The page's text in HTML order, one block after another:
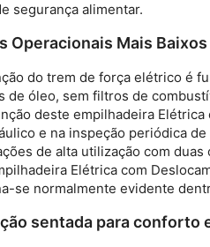
segurança alimentar.
Operacionais Mais
do trem de força elétrico é
de óleo, sem filtros de
deste empilhadeira Elétrica
e na inspeção periódica
de alta utilização com
Elétrica com
se normalmente evidente
sentada para conforto